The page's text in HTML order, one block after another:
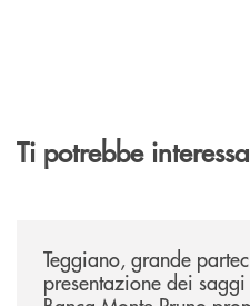
Ti potrebbe
Teggiano, grande
presentazione dei